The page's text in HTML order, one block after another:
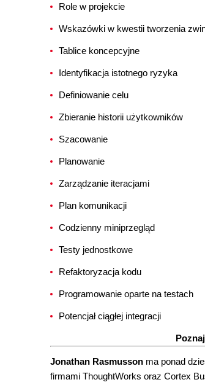
Role w projekcie
Wskazówki w kwestii tworzenia
Tablice koncepcyjne
Identyfikacja istotnego ryzyka
Definiowanie celu
Zbieranie historii użytkowników
Szacowanie
Planowanie
Zarządzanie iteracjami
Plan komunikacji
Codzienny miniprzegląd
Testy jednostkowe
Refaktoryzacja kodu
Programowanie oparte na testach
Potencjał ciągłej integracji
Jonathan Rasmusson ma ponad
firmami ThoughtWorks oraz Cortex